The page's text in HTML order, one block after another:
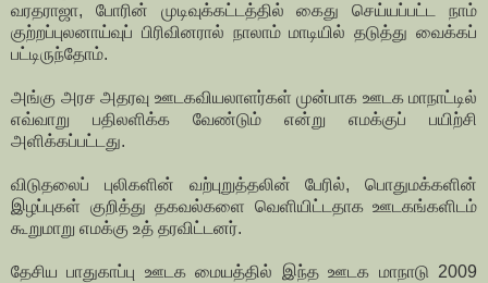
வரதராஜா, போரின் முடிவுக்கட்டத்தில் கைது செய்யப்பட்ட நாம்
குற்றப்புலனாய்வுப் பிரிவினரால் நாலாம் மாடியில் தடுத்து வைக்கப்
பட்டிருந்தோம்.
அங்கு அரச அதரவு ஊடகவியலாளர்கள் முன்பாக ஊடக மாநாட்டில்
எவ்வாறு பதிலளிக்க வேண்டும் என்று எமக்குப் பயிற்சி
அளிக்கப்பட்டது.
விடுதலைப் புலிகளின் வற்புறுத்தலின் பேரில், பொதுமக்களின்
இழப்புகள் குறித்து தகவல்களை வெளியிட்டதாக ஊடகங்களிடம்
கூறுமாறு எமக்கு உத் தரவிட்டனர்.
தேசிய பாதுகாப்பு ஊடக மையத்தில் இந்த ஊடக மாநாடு 2009